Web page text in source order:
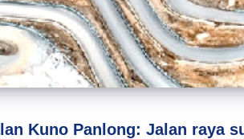
Kuno Panlong: Jalan raya